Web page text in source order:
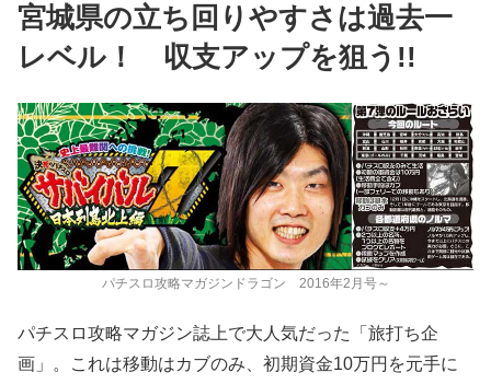
宮城県の立ち回りやすさは過去一
レベル！ 収支アップを狙う!!
パチスロ攻略マガジンドラゴン 2016年2月号～
パチスロ攻略マガジン誌上で大人気だった「旅打ち企
画」。これは移動はカブのみ、初期資金10万円を元手に